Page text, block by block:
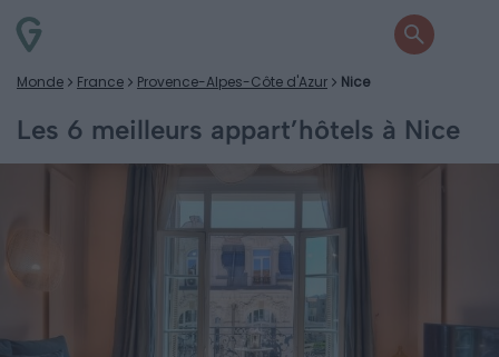
Monde France Provence-Alpes-Côte d'Azur Nice
Les 6 meilleurs appart’hôtels à Nice